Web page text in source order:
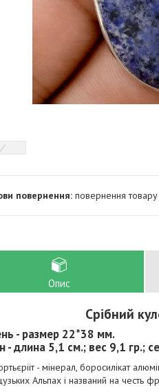
повернення
Опис
Срібний
- размер 22*38 мм.
- длина 5,1 см.; вес 9,1 гр.;
- мінерал, боросилікат
Альпах і названий на честь